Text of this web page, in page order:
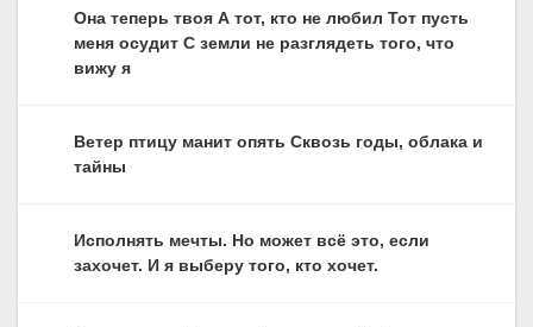
Она теперь твоя А тот, кто не любил Тот пусть
меня осудит С земли не разглядеть того, что
вижу я
Ветер птицу манит опять Сквозь годы, облака и
тайны
Исполнять мечты. Но может всё это, если
захочет. И я выберу того, кто хочет.